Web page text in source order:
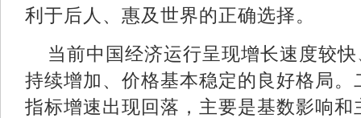
利于后人、惠及世界的正确选择。
当前中国经济运行呈现增长速度较
持续增加、价格基本稳定的良好格局
指标增速出现回落，主要是基数影响